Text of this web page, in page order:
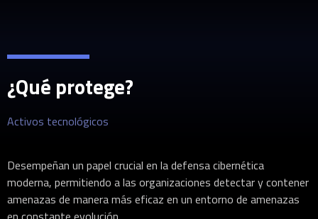
¿Qué protege?
Activos tecnológicos
Desempeñan un papel crucial en la defensa cibernética
moderna, permitiendo a las organizaciones detectar y contener
amenazas de manera más eficaz en un entorno de amenazas